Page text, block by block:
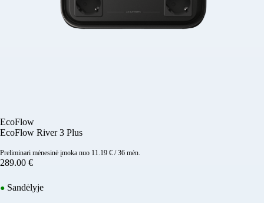
EcoFlow
EcoFlow River 3 Plus
Preliminari mėnesinė įmoka nuo 11.19 € / 36 mėn.
289.00 €
● Sandėlyje